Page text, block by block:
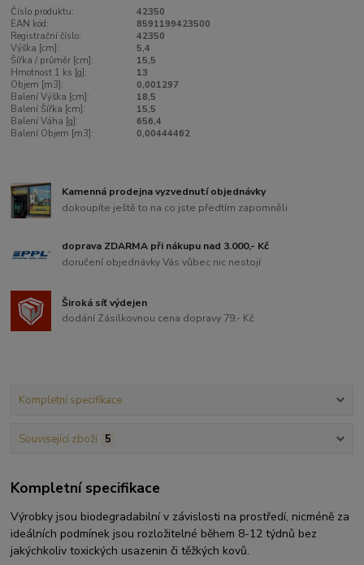
Číslo produktu:
42350
EAN kód:
8591199423500
Registrační číslo:
42350
Výška [cm]:
5,4
Šířka / průměr [cm]:
15,5
Hmotnost 1 ks [g]:
13
Objem [m3]:
0,001297
Balení Výška [cm]:
18,5
Balení Šířka [cm]:
15,5
Balení Váha [g]:
656,4
Balení Objem [m3]:
0,00444462
Kamenná prodejna vyzvednutí objednávky
dokoupíte ještě to na co jste předtím zapomněli
doprava ZDARMA při nákupu nad 3.000,- Kč
doručení objednávky Vás vůbec nic nestojí
Široká síť výdejen
dodání Zásilkovnou cena dopravy 79,- Kč
Kompletní specifikace
Související zboží 5
Kompletní specifikace
Výrobky jsou biodegradabilní v závislosti na prostředí, nicméně za
ideálních podmínek jsou rozložitelné během 8-12 týdnů bez
jakýchkoliv toxických usazenin či těžkých kovů.